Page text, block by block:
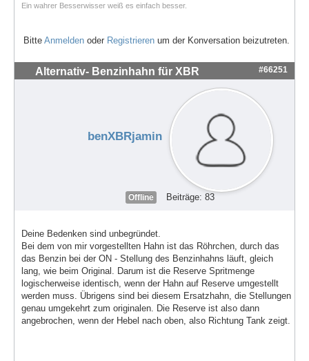
Ein wahrer Besserwisser weiß es einfach besser.
Bitte Anmelden oder Registrieren um der Konversation beizutreten.
Alternativ- Benzinhahn für XBR #66251
benXBRjamin
Offline Beiträge: 83
Deine Bedenken sind unbegründet.
Bei dem von mir vorgestellten Hahn ist das Röhrchen, durch das
das Benzin bei der ON - Stellung des Benzinhahns läuft, gleich
lang, wie beim Original. Darum ist die Reserve Spritmenge
logischerweise identisch, wenn der Hahn auf Reserve umgestellt
werden muss. Übrigens sind bei diesem Ersatzhahn, die Stellungen
genau umgekehrt zum originalen. Die Reserve ist also dann
angebrochen, wenn der Hebel nach oben, also Richtung Tank zeigt.